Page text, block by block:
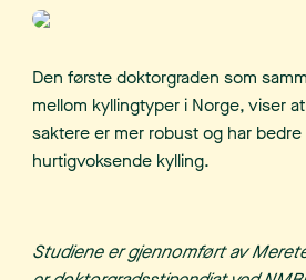
Den første doktorgraden som
mellom kyllingtyper i Norge, viser
saktere er mer robust og har
hurtigvoksende kylling.
Studiene er gjennomført av